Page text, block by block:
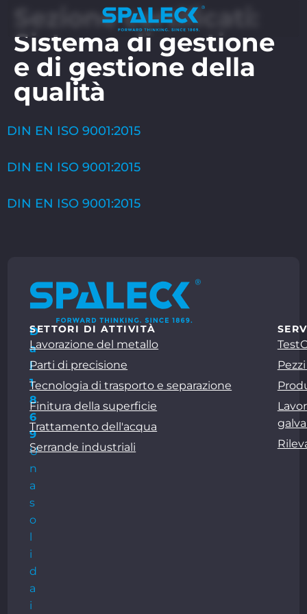
Sezione certificati:
Sistema di gestione
e di gestione della
qualità
DIN EN ISO 9001:2015
DIN EN ISO 9001:2015
DIN EN ISO 9001:2015
D
a
l
1
8
6
9
U
n
a
s
o
l
i
d
a
i
SETTORI DI ATTIVITÀ
Lavorazione del metallo
Parti di precisione
Tecnologia di trasporto e separazione
Finitura della superficie
Trattamento dell'acqua
Serrande industriali